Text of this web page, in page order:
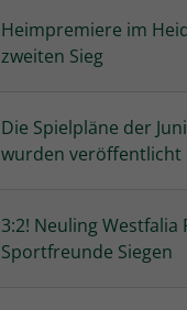
Heimpremiere im
zweiten Sieg
Die Spielpläne der
wurden veröffentlicht
3:2! Neuling
Sportfreunde Siegen